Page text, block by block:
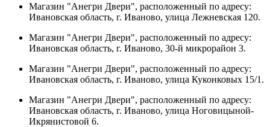
Магазин "Анегри Двери", расположенный по адресу:
Ивановская область, г. Иваново, улица Лежневская 120.
Магазин "Анегри Двери", расположенный по адресу:
Ивановская область, г. Иваново, 30-й микрорайон 3.
Магазин "Анегри Двери", расположенный по адресу:
Ивановская область, г. Иваново, улица Куконковых 15/1.
Магазин "Анегри Двери", расположенный по адресу:
Ивановская область, г. Иваново, улица Ноговицыной-
Икрянистовой 6.